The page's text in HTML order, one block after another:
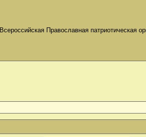
Всероссийская Православная патриотическая